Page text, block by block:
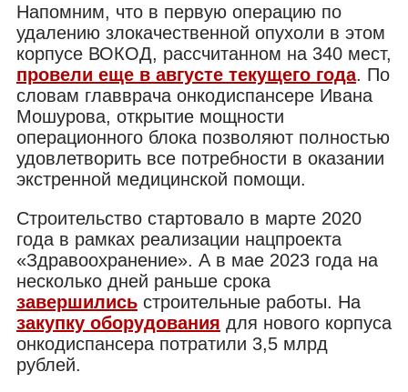
Напомним, что в первую операцию по
удалению злокачественной опухоли в этом
корпусе ВОКОД, рассчитанном на 340 мест,
провели еще в августе текущего года. По
словам главврача онкодиспансере Ивана
Мошурова, открытие мощности
операционного блока позволяют полностью
удовлетворить все потребности в оказании
экстренной медицинской помощи.
Строительство стартовало в марте 2020
года в рамках реализации нацпроекта
«Здравоохранение». А в мае 2023 года на
несколько дней раньше срока
завершились строительные работы. На
закупку оборудования для нового корпуса
онкодиспансера потратили 3,5 млрд
рублей.